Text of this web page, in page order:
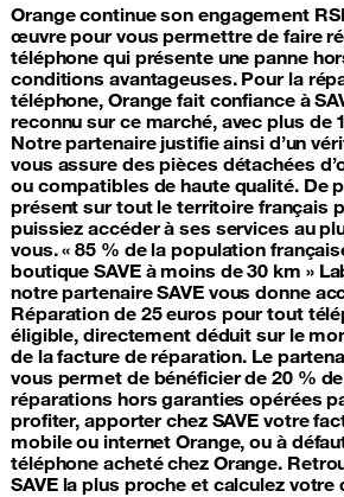
Orange continue son engagement
œuvre pour vous permettre de faire
téléphone qui présente une panne
conditions avantageuses. Pour la
téléphone, Orange fait confiance à
reconnu sur ce marché, avec plus de
Notre partenaire justifie ainsi d’un
vous assure des pièces détachées
ou compatibles de haute qualité. De
présent sur tout le territoire français
puissiez accéder à ses services au
vous. « 85 % de la population
boutique SAVE à moins de 30 km »
notre partenaire SAVE vous donne
Réparation de 25 euros pour tout
éligible, directement déduit sur le
de la facture de réparation. Le
vous permet de bénéficier de 20 %
réparations hors garanties opérées
profiter, apporter chez SAVE votre
mobile ou internet Orange, ou à
téléphone acheté chez Orange.
SAVE la plus proche et calculez